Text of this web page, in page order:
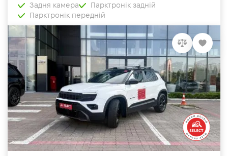
Задня камера
Парктронік задній
Парктронік передній